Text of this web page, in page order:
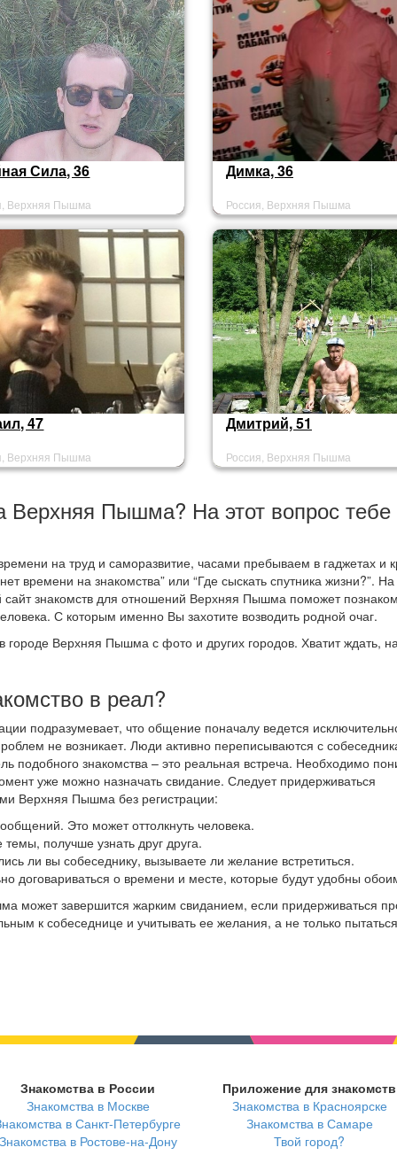
Сила, 36
Верхняя Пышма
Димка, 36
Россия, Верхняя Пышма
47
Верхняя Пышма
Дмитрий, 51
Россия, Верхняя Пышма
Верхняя Пышма? На этот вопрос тебе
на труд и саморазвитие, часами пребываем в гаджетах и
времени на знакомства” или “Где сыскать спутника жизни?”.
сайт знакомств для отношений Верхняя Пышма поможет
С которым именно Вы захотите возводить родной очаг.
городе Верхняя Пышма с фото и других городов. Хватит ждать,
в реал?
подразумевает, что общение поначалу ведется
не возникает. Люди активно переписываются с
подобного знакомства – это реальная встреча. Необходимо
уже можно назначать свидание. Следует придерживаться
Верхняя Пышма без регистрации:
Это может оттолкнуть человека.
получше узнать друг друга.
ли вы собеседнику, вызываете ли желание встретиться.
договариваться о времени и месте, которые будут удобны
может завершится жарким свиданием, если придерживаться
к собеседнице и учитывать ее желания, а не только пытаться
Знакомства в России
Знакомства в Москве
в Санкт-Петербурге
Знакомства в Ростове-на-Дону
Приложение для знакомств
Знакомства в Красноярске
Знакомства в Самаре
Твой город?